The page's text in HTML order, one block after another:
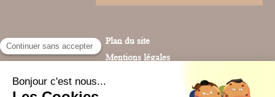
Plan du site
Mentions légales